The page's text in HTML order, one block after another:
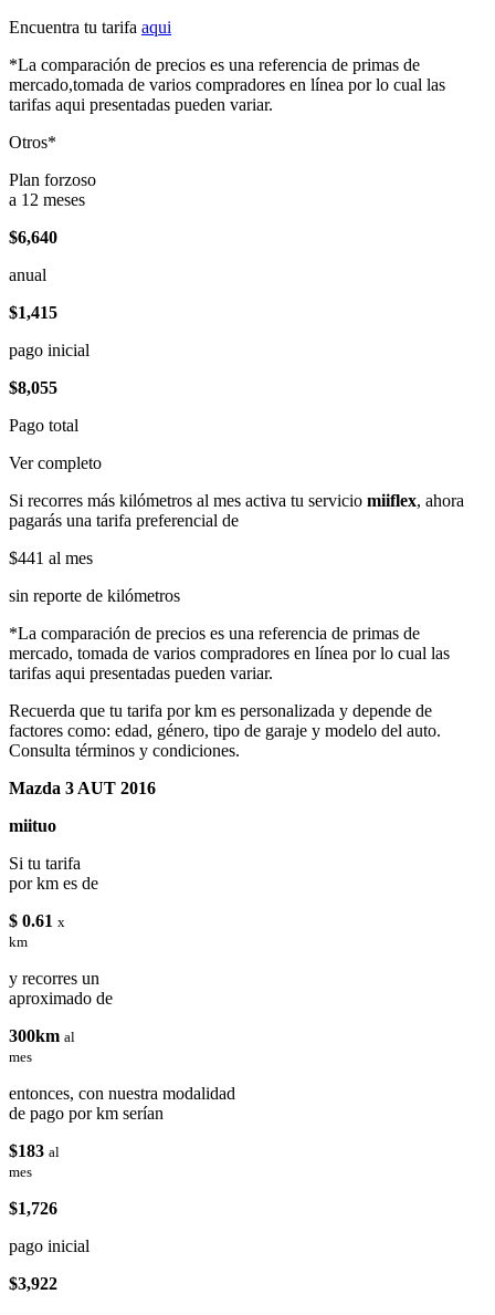
Encuentra tu tarifa aqui
*La comparación de precios es una referencia de primas de
mercado,tomada de varios compradores en línea por lo cual las
tarifas aqui presentadas pueden variar.
Otros*
Plan forzoso
a 12 meses
$6,640
anual
$1,415
pago inicial
$8,055
Pago total
Ver completo
Si recorres más kilómetros al mes activa tu servicio miiflex, ahora
pagarás una tarifa preferencial de
$441 al mes
sin reporte de kilómetros
*La comparación de precios es una referencia de primas de
mercado, tomada de varios compradores en línea por lo cual las
tarifas aqui presentadas pueden variar.
Recuerda que tu tarifa por km es personalizada y depende de
factores como: edad, género, tipo de garaje y modelo del auto.
Consulta términos y condiciones.
Mazda 3 AUT 2016
miituo
Si tu tarifa
por km es de
$ 0.61 x
km
y recorres un
aproximado de
300km al
mes
entonces, con nuestra modalidad
de pago por km serían
$183 al
mes
$1,726
pago inicial
$3,922